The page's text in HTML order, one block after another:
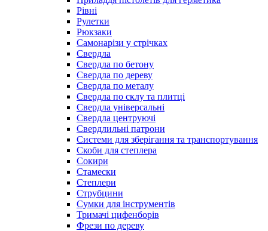
Рівні
Рулетки
Рюкзаки
Самонарізи у стрічках
Свердла
Свердла по бетону
Свердла по дереву
Свердла по металу
Свердла по склу та плитці
Свердла універсальні
Свердла центруючі
Свердлильні патрони
Системи для зберігання та транспортування
Скоби для степлера
Сокири
Стамески
Степлери
Струбцини
Сумки для інструментів
Тримачі цифенборів
Фрези по дереву